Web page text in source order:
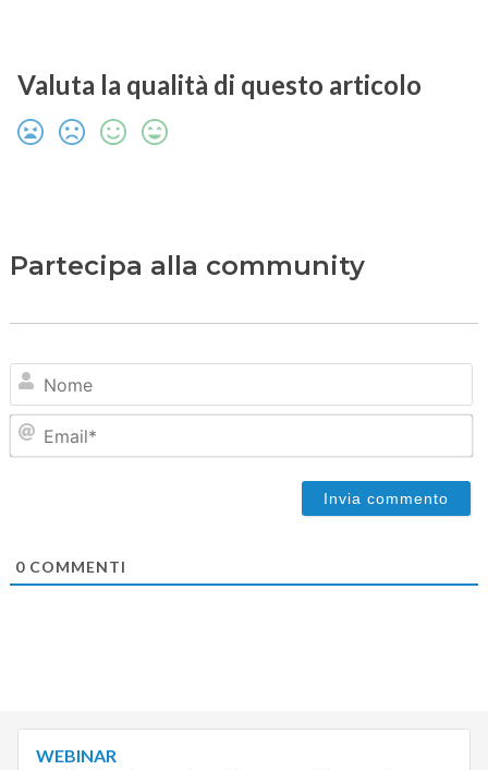
Valuta la qualità di questo articolo
Partecipa alla community
0COMMENTI
WEBINAR